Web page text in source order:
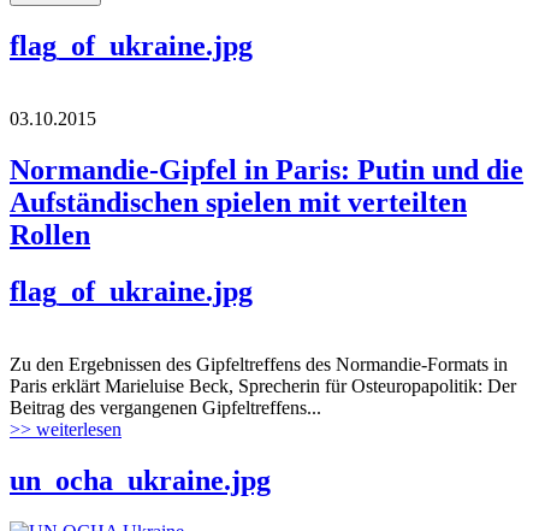
flag_of_ukraine.jpg
03.10.2015
Normandie-Gipfel in Paris: Putin und die
Aufständischen spielen mit verteilten
Rollen
flag_of_ukraine.jpg
Zu den Ergebnissen des Gipfeltreffens des Normandie-Formats in
Paris erklärt Marieluise Beck, Sprecherin für Osteuropapolitik: Der
Beitrag des vergangenen Gipfeltreffens...
>> weiterlesen
un_ocha_ukraine.jpg